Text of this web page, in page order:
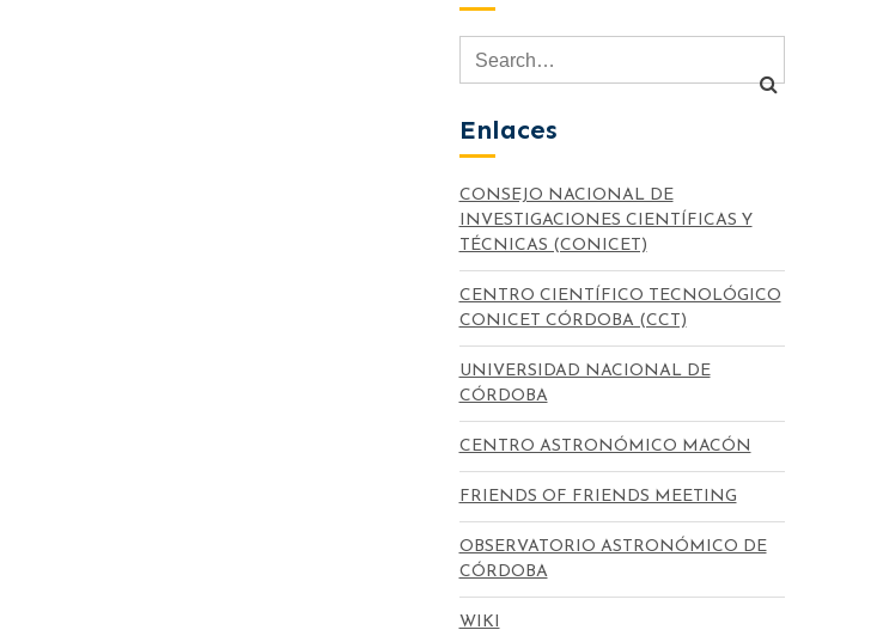
Enlaces
CONSEJO NACIONAL DE
INVESTIGACIONES CIENTÍFICAS Y
TÉCNICAS (CONICET)
CENTRO CIENTÍFICO TECNOLÓGICO
CONICET CÓRDOBA (CCT)
UNIVERSIDAD NACIONAL DE
CÓRDOBA
CENTRO ASTRONÓMICO MACÓN
FRIENDS OF FRIENDS MEETING
OBSERVATORIO ASTRONÓMICO DE
CÓRDOBA
WIKI